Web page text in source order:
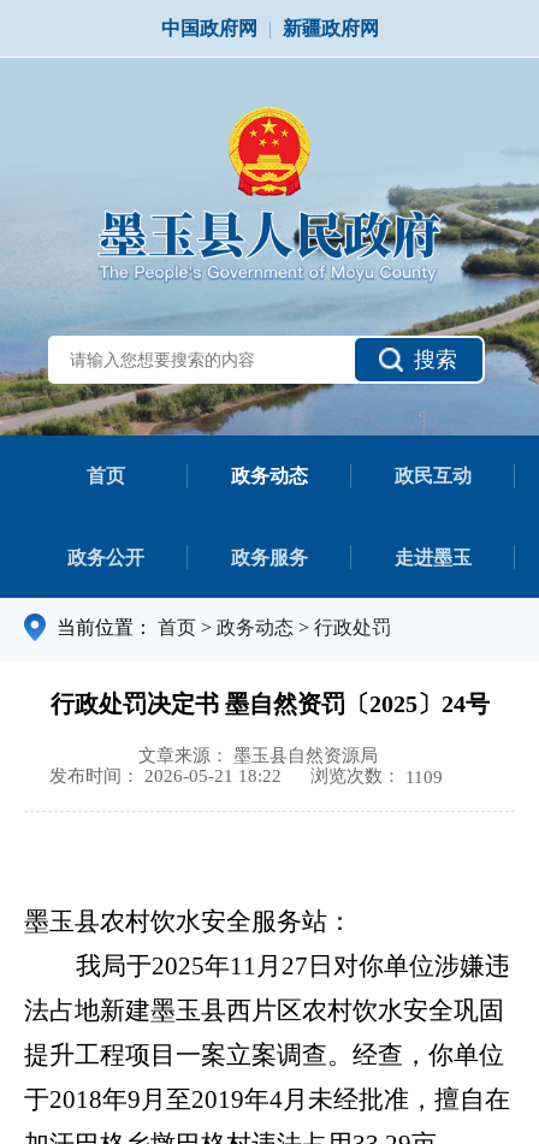
中国政府网 | 新疆政府网
搜索
首页 政务动态 政民互动
政务公开 政务服务 走进墨玉
当前位置： 首页 > 政务动态 > 行政处罚
行政处罚决定书 墨自然资罚〔2025〕24号
文章来源： 墨玉县自然资源局
发布时间： 2026-05-21 18:22
浏览次数： 1109
墨玉县农村饮水安全服务站：
我局于2025年11月27日 对你单位涉嫌违
法占地新建墨玉县西片区农村饮水安全巩固
提升工程项目 一案立案调查。 经查， 你单位
于2018年9月至2019年4月未经批准，擅自在